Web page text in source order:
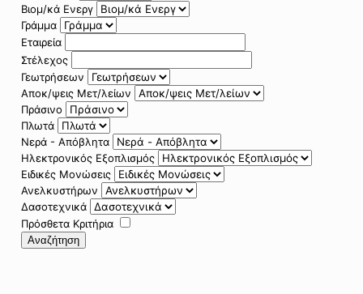
Βιομ/κά Ενεργ
Γράμμα
Εταιρεία
Στέλεχος
Γεωτρήσεων
Αποκ/ψεις Μετ/λείων
Πράσινο
Πλωτά
Νερά - Απόβλητα
Ηλεκτρονικός Εξοπλισμός
Ειδικές Μονώσεις
Ανελκυστήρων
Δασοτεχνικά
Πρόσθετα Κριτήρια
Αναζήτηση